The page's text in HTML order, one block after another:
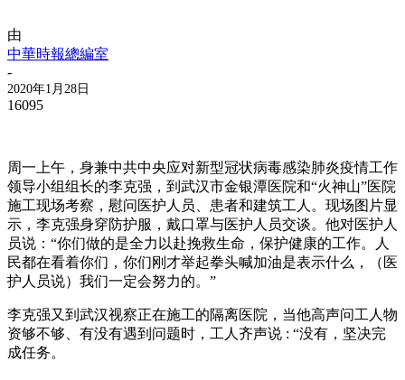
由
中華時報總編室
-
2020年1月28日
16095
周一上午，身兼中共中央应对新型冠状病毒感染肺炎疫情工作
领导小组组长的李克强，到武汉市金银潭医院和“火神山”医院
施工现场考察，慰问医护人员、患者和建筑工人。现场图片显
示，李克强身穿防护服，戴口罩与医护人员交谈。他对医护人
员说：“你们做的是全力以赴挽救生命，保护健康的工作。人
民都在看着你们，你们刚才举起拳头喊加油是表示什么，（医
护人员说）我们一定会努力的。”
李克强又到武汉视察正在施工的隔离医院，当他高声问工人物
资够不够、有没有遇到问题时，工人齐声说 : “没有，坚决完
成任务。